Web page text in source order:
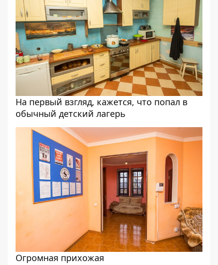
На первый взгляд, кажется, что попал в
обычный детский лагерь
Огромная прихожая